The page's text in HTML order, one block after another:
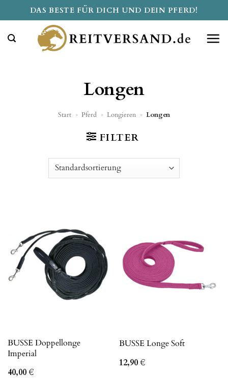
Inhalt
springen
DAS BESTE FÜR DICH UND DEIN PFERD!
Longen
Start » Pferd » Longieren » Longen
FILTER
BUSSE Doppellonge
Imperial
40,00€
BUSSE Longe Soft
12,90€